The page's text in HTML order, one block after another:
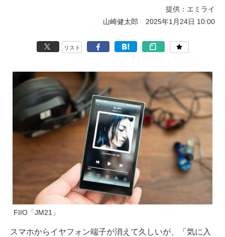
提供： エミライ
山崎健太郎
2025年1月24日 10:00
リスト
FIIO「JM21」
スマホからイヤフォン端子が消えて久しいが、「気に入